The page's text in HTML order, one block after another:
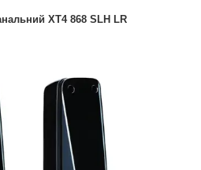
XT4 868 SLH LR